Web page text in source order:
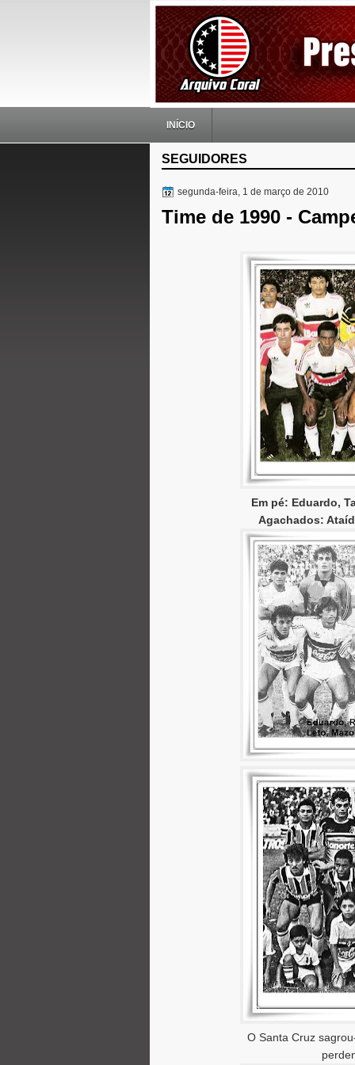
INÍCIO
SEGUIDORES
segunda-feira, 1 de março de 2010
Time de 1990 -
Em pé: Eduardo,
Agachados:
O Santa Cruz